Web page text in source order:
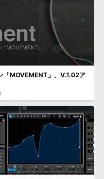
「MOVEMENT」、V.1.02ア